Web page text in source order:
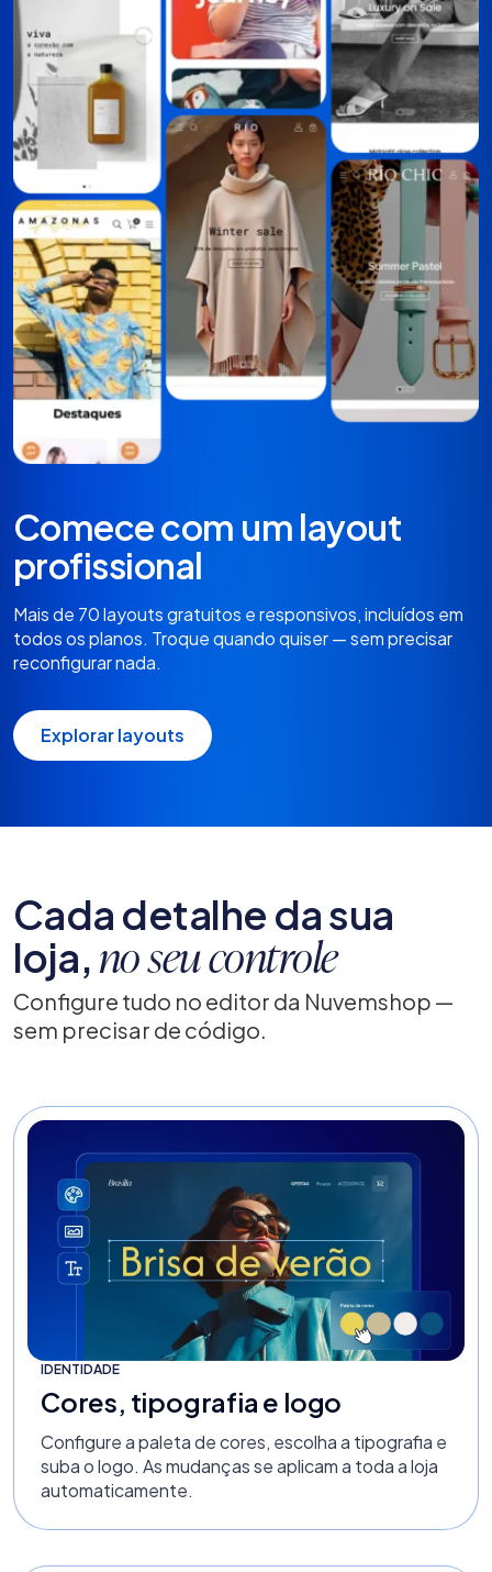
Comece com um layout
profissional
Mais de 70 layouts gratuitos e responsivos, incluídos em
todos os planos. Troque quando quiser — sem precisar
reconfigurar nada.
Explorar layouts
Cada detalhe da sua
loja, no seu controle
Configure tudo no editor da Nuvemshop —
sem precisar de código.
IDENTIDADE
Cores, tipografia e logo
Configure a paleta de cores, escolha a tipografia e
suba o logo. As mudanças se aplicam a toda a loja
automaticamente.